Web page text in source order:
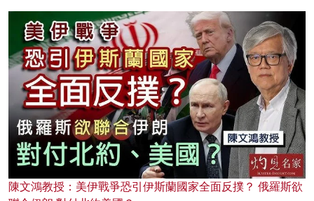
陳文鴻教授：美伊戰爭恐引伊斯蘭國家全面反撲？ 俄羅斯欲